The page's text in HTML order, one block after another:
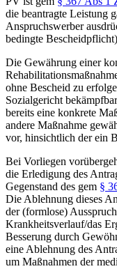
die beantragte Leistung
Anspruchswerber
bedingte Bescheidpflicht
Die Gewährung einer
ohne Bescheid zu
Sozialgericht
bereits eine konkrete
andere Maßnahme
vor, hinsichtlich der ein
Bei Vorliegen
die Erledigung des
Gegenstand des gem §
Die Ablehnung dieses
der (formlose)
Krankheitsverlauf/das
Besserung durch
eine Ablehnung des
um Maßnahmen der